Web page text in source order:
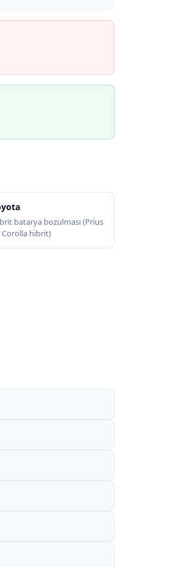
batarya bozulması (Prius
Corolla hibrit)